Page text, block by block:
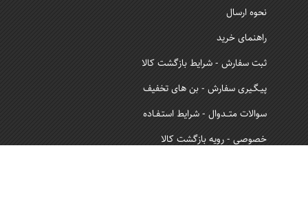
نحوه ارسال
راهنمای خرید
ثبت سفارش - شرایط بازگشت کالا
پیـگـیری سفارش - بن های تخفیف
سوالات متــدوال - شرایط استـفـاده
خصوصی - رویه بازگشت کالا